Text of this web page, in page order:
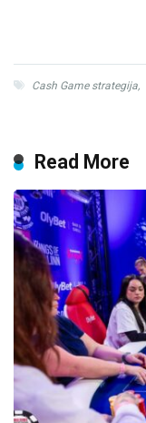
Cash Game strategija,
Read More